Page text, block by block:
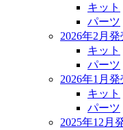
キット
パーツ
2026年2月発
キット
パーツ
2026年1月発
キット
パーツ
2025年12月